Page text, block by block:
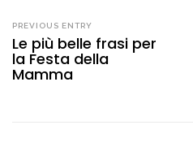
PREVIOUS ENTRY
Le più belle frasi per
la Festa della
Mamma